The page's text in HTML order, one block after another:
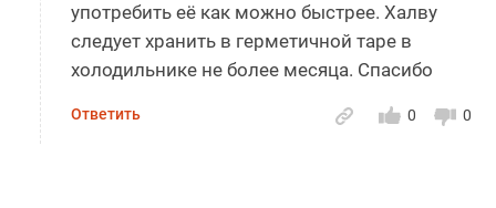
употребить её как можно быстрее. Халву
следует хранить в герметичной таре в
холодильнике не более месяца. Спасибо
0
0
Ответить